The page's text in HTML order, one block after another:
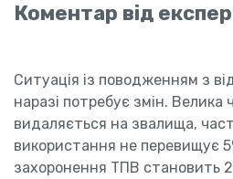
Коментар від
Ситуація із поводженням з
наразі потребує змін.
видаляється на звалища,
використання не перевищує
захоронення ТПВ становить